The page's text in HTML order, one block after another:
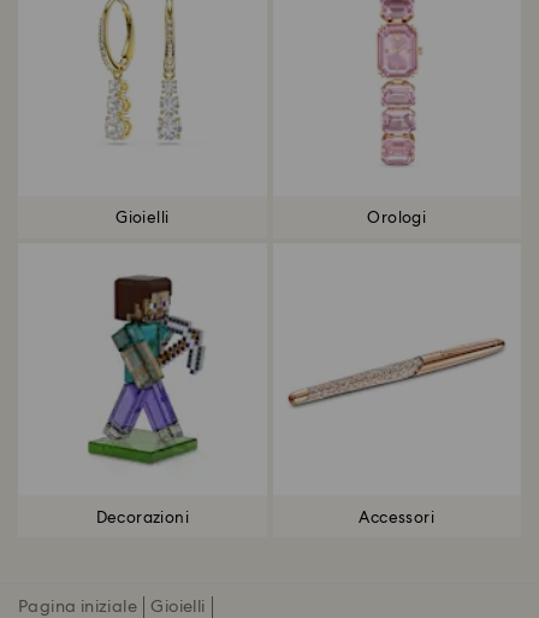
Gioielli Orologi
Decorazioni Accessori
Pagina iniziale
Gioielli